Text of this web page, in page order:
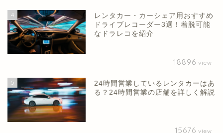
4
レンタカー・カーシェア用おすすめ
ドライブレコーダー3選！着脱可能
なドラレコを紹介
18896 view
5
24時間営業しているレンタカーはあ
る？24時間営業の店舗を詳しく解説
15676 view